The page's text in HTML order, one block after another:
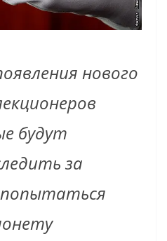
нового
будут
за